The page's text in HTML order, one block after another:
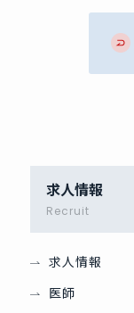
求人情報
Recruit
求人情報
医師